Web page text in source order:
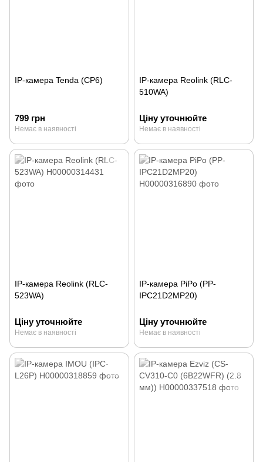
IP-камера Tenda (CP6)
799 грн
Немає в наявності
IP-камера Reolink (RLC-
510WA)
Ціну уточнюйте
Немає в наявності
IP-камера Reolink (RLC-
523WA)
Ціну уточнюйте
Немає в наявності
IP-камера PiPo (PP-
IPC21D2MP20)
Ціну уточнюйте
Немає в наявності